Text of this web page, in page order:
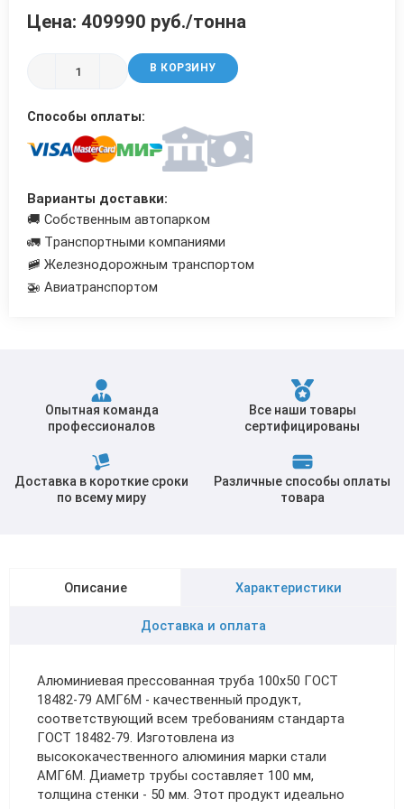
Цена: 409990 руб./тонна
В КОРЗИНУ
Способы оплаты:
Варианты доставки:
🚚 Собственным автопарком
🚛 Транспортными компаниями
🚞 Железнодорожным транспортом
🚁 Авиатранспортом
Опытная команда
профессионалов
Все наши товары
сертифицированы
Доставка в короткие сроки
по всему миру
Различные способы оплаты
товара
Описание Характеристики
Доставка и оплата
Алюминиевая прессованная труба 100х50 ГОСТ
18482-79 АМГ6М - качественный продукт,
соответствующий всем требованиям стандарта
ГОСТ 18482-79. Изготовлена из
высококачественного алюминия марки стали
АМГ6М. Диаметр трубы составляет 100 мм,
толщина стенки - 50 мм. Этот продукт идеально
Трубы в ВУС изоляции